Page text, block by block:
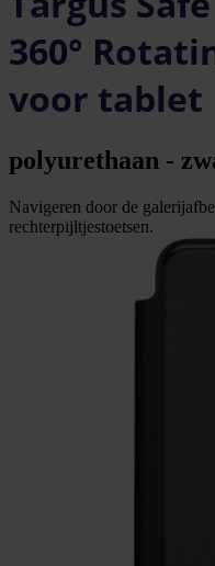
360°
voor tablet
polyurethaan -
Navigeren door de
rechterpijltjestoetsen.